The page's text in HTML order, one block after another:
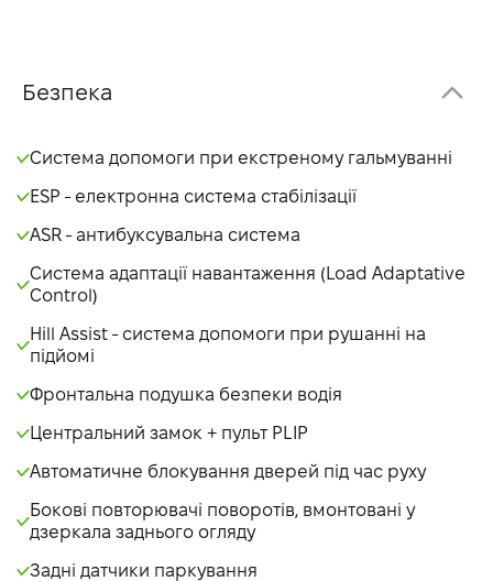
Безпека
Система допомоги при екстреному гальмуванні
ESP - електронна система стабілізації
ASR - антибуксувальна система
Система адаптації навантаження (Load Adaptative
Control)
Hill Assist - система допомоги при рушанні на
підйомі
Фронтальна подушка безпеки водія
Центральний замок + пульт PLIP
Автоматичне блокування дверей під час руху
Бокові повторювачі поворотів, вмонтовані у
дзеркала заднього огляду
Задні датчики паркування